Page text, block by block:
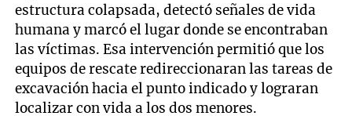
estructura colapsada, detectó señales de vida
humana y marcó el lugar donde se encontraban
las víctimas. Esa intervención permitió que los
equipos de rescate redireccionaran las tareas de
excavación hacia el punto indicado y lograran
localizar con vida a los dos menores.